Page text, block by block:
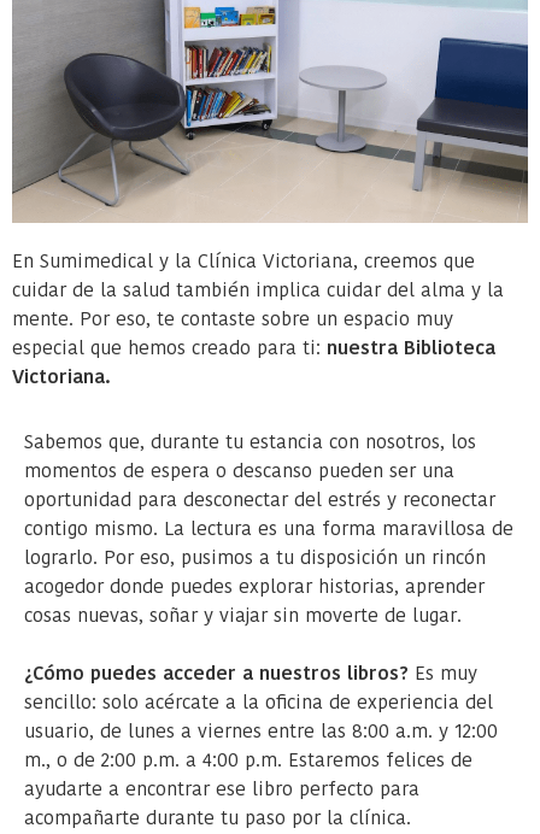
En Sumimedical y la Clínica Victoriana, creemos que
cuidar de la salud también implica cuidar del alma y la
mente. Por eso, te contaste sobre un espacio muy
especial que hemos creado para ti: nuestra Biblioteca
Victoriana.
Sabemos que, durante tu estancia con nosotros, los
momentos de espera o descanso pueden ser una
oportunidad para desconectar del estrés y reconectar
contigo mismo. La lectura es una forma maravillosa de
lograrlo. Por eso, pusimos a tu disposición un rincón
acogedor donde puedes explorar historias, aprender
cosas nuevas, soñar y viajar sin moverte de lugar.
¿Cómo puedes acceder a nuestros libros? Es muy
sencillo: solo acércate a la oficina de experiencia del
usuario, de lunes a viernes entre las 8:00 a.m. y 12:00
m., o de 2:00 p.m. a 4:00 p.m. Estaremos felices de
ayudarte a encontrar ese libro perfecto para
acompañarte durante tu paso por la clínica.